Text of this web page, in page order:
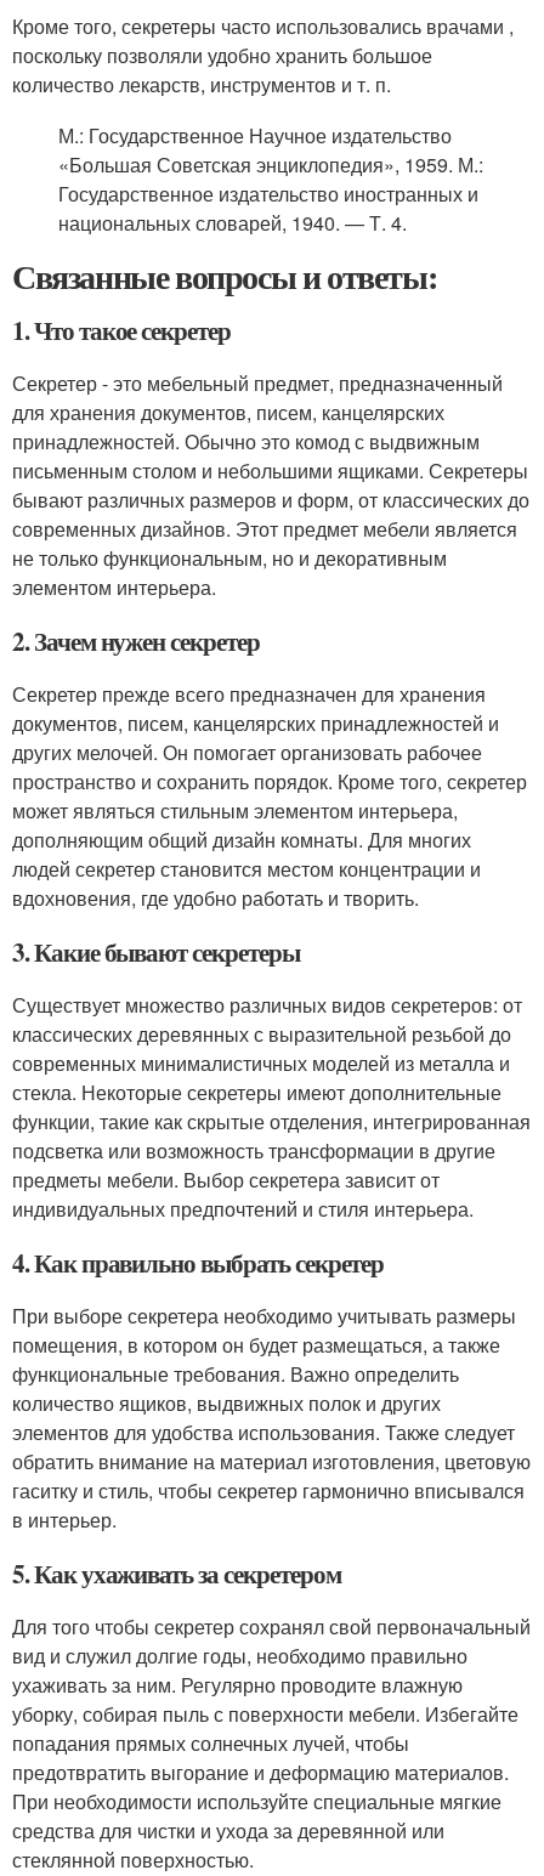
Кроме того, секретеры часто использовались врачами ,
поскольку позволяли удобно хранить большое
количество лекарств, инструментов и т. п.
М.: Государственное Научное издательство
«Большая Советская энциклопедия», 1959. М.:
Государственное издательство иностранных и
национальных словарей, 1940. — Т. 4.
Связанные вопросы и ответы:
1. Что такое секретер
Секретер - это мебельный предмет, предназначенный
для хранения документов, писем, канцелярских
принадлежностей. Обычно это комод с выдвижным
письменным столом и небольшими ящиками. Секретеры
бывают различных размеров и форм, от классических до
современных дизайнов. Этот предмет мебели является
не только функциональным, но и декоративным
элементом интерьера.
2. Зачем нужен секретер
Секретер прежде всего предназначен для хранения
документов, писем, канцелярских принадлежностей и
других мелочей. Он помогает организовать рабочее
пространство и сохранить порядок. Кроме того, секретер
может являться стильным элементом интерьера,
дополняющим общий дизайн комнаты. Для многих
людей секретер становится местом концентрации и
вдохновения, где удобно работать и творить.
3. Какие бывают секретеры
Существует множество различных видов секретеров: от
классических деревянных с выразительной резьбой до
современных минималистичных моделей из металла и
стекла. Некоторые секретеры имеют дополнительные
функции, такие как скрытые отделения, интегрированная
подсветка или возможность трансформации в другие
предметы мебели. Выбор секретера зависит от
индивидуальных предпочтений и стиля интерьера.
4. Как правильно выбрать секретер
При выборе секретера необходимо учитывать размеры
помещения, в котором он будет размещаться, а также
функциональные требования. Важно определить
количество ящиков, выдвижных полок и других
элементов для удобства использования. Также следует
обратить внимание на материал изготовления, цветовую
гаситку и стиль, чтобы секретер гармонично вписывался
в интерьер.
5. Как ухаживать за секретером
Для того чтобы секретер сохранял свой первоначальный
вид и служил долгие годы, необходимо правильно
ухаживать за ним. Регулярно проводите влажную
уборку, собирая пыль с поверхности мебели. Избегайте
попадания прямых солнечных лучей, чтобы
предотвратить выгорание и деформацию материалов.
При необходимости используйте специальные мягкие
средства для чистки и ухода за деревянной или
стеклянной поверхностью.